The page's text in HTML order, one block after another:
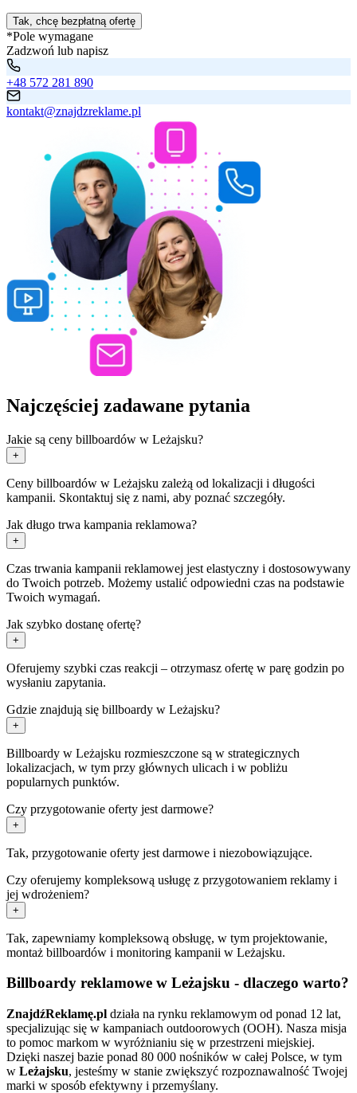
Tak, chcę bezpłatną ofertę
*Pole wymagane
Zadzwoń lub napisz
+48 572 281 890
kontakt@znajdzreklame.pl
Najczęściej zadawane pytania
Jakie są ceny billboardów w Leżajsku?
+
Ceny billboardów w Leżajsku zależą od lokalizacji i długości
kampanii. Skontaktuj się z nami, aby poznać szczegóły.
Jak długo trwa kampania reklamowa?
+
Czas trwania kampanii reklamowej jest elastyczny i dostosowywany
do Twoich potrzeb. Możemy ustalić odpowiedni czas na podstawie
Twoich wymagań.
Jak szybko dostanę ofertę?
+
Oferujemy szybki czas reakcji – otrzymasz ofertę w parę godzin po
wysłaniu zapytania.
Gdzie znajdują się billboardy w Leżajsku?
+
Billboardy w Leżajsku rozmieszczone są w strategicznych
lokalizacjach, w tym przy głównych ulicach i w pobliżu
popularnych punktów.
Czy przygotowanie oferty jest darmowe?
+
Tak, przygotowanie oferty jest darmowe i niezobowiązujące.
Czy oferujemy kompleksową usługę z przygotowaniem reklamy i
jej wdrożeniem?
+
Tak, zapewniamy kompleksową obsługę, w tym projektowanie,
montaż billboardów i monitoring kampanii w Leżajsku.
Billboardy reklamowe w Leżajsku - dlaczego warto?
ZnajdźReklamę.pl działa na rynku reklamowym od ponad 12 lat,
specjalizując się w kampaniach outdoorowych (OOH). Nasza misja
to pomoc markom w wyróżnianiu się w przestrzeni miejskiej.
Dzięki naszej bazie ponad 80 000 nośników w całej Polsce, w tym
w Leżajsku, jesteśmy w stanie zwiększyć rozpoznawalność Twojej
marki w sposób efektywny i przemyślany.